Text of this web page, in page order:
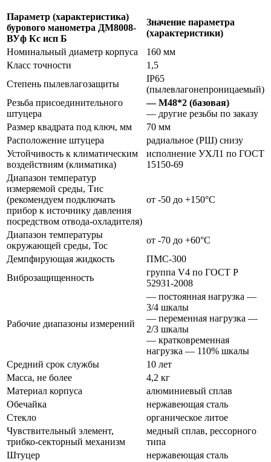
Параметр (характеристика)
бурового манометра ДМ8008-
ВУф Кс исп Б
Значение параметра
(характеристики)
Номинальный диаметр корпуса
160 мм
Класс точности
1,5
Степень пылевлагозащиты
IP65
(пылевлагонепроницаемый)
Резьба присоединительного
штуцера
— М48*2 (базовая)
— другие резьбы по заказу
Размер квадрата под ключ, мм
70 мм
Расположение штуцера
радиальное (РШ) снизу
Устойчивость к климатическим
воздействиям (климатика)
исполнение УХЛ1 по ГОСТ
15150-69
Диапазон температур
измеряемой среды, Тис
(рекомендуем подключать
прибор к источнику давления
посредством отвода-охладителя)
от -50 до +150°С
Диапазон температуры
окружающей среды, Тос
от -70 до +60°С
Демпфирующая жидкость
ПМС-300
Виброзащищенность
группа V4 по ГОСТ Р
52931-2008
Рабочие диапазоны измерений
— постоянная нагрузка —
3/4 шкалы
— переменная нагрузка —
2/3 шкалы
— кратковременная
нагрузка — 110% шкалы
Средний срок службы
10 лет
Масса, не более
4,2 кг
Материал корпуса
алюминиевый сплав
Обечайка
нержавеющая сталь
Стекло
органическое литое
Чувствительный элемент,
трибко-секторный механизм
медный сплав, рессорного
типа
Штуцер
нержавеющая сталь